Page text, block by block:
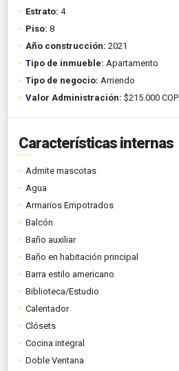
Estrato: 4
Piso: 8
Año construcción: 2021
Tipo de inmueble: Apartamento
Tipo de negocio: Arriendo
Valor Administración: $215.000 COP
Características internas
Admite mascotas
Agua
Armarios Empotrados
Balcón
Baño auxiliar
Baño en habitación principal
Barra estilo americano
Biblioteca/Estudio
Calentador
Clósets
Cocina integral
Doble Ventana